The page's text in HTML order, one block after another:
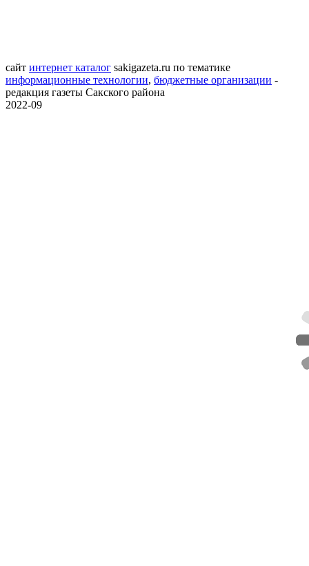
сайт интернет каталог sakigazeta.ru по тематике
информационные технологии, бюджетные организации -
редакция газеты Сакского района
2022-09